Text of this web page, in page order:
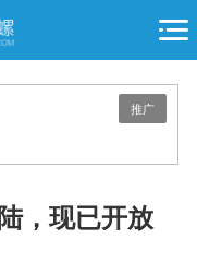
推广
，现已开放